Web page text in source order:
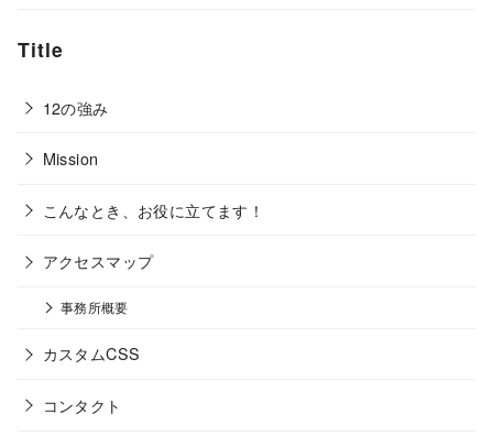
Title
12の強み
Mission
こんなとき、お役に立てます！
アクセスマップ
事務所概要
カスタムCSS
コンタクト